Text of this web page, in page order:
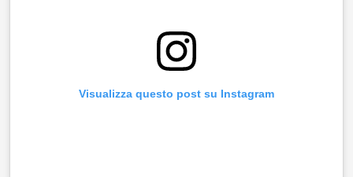
Visualizza questo post su Instagram